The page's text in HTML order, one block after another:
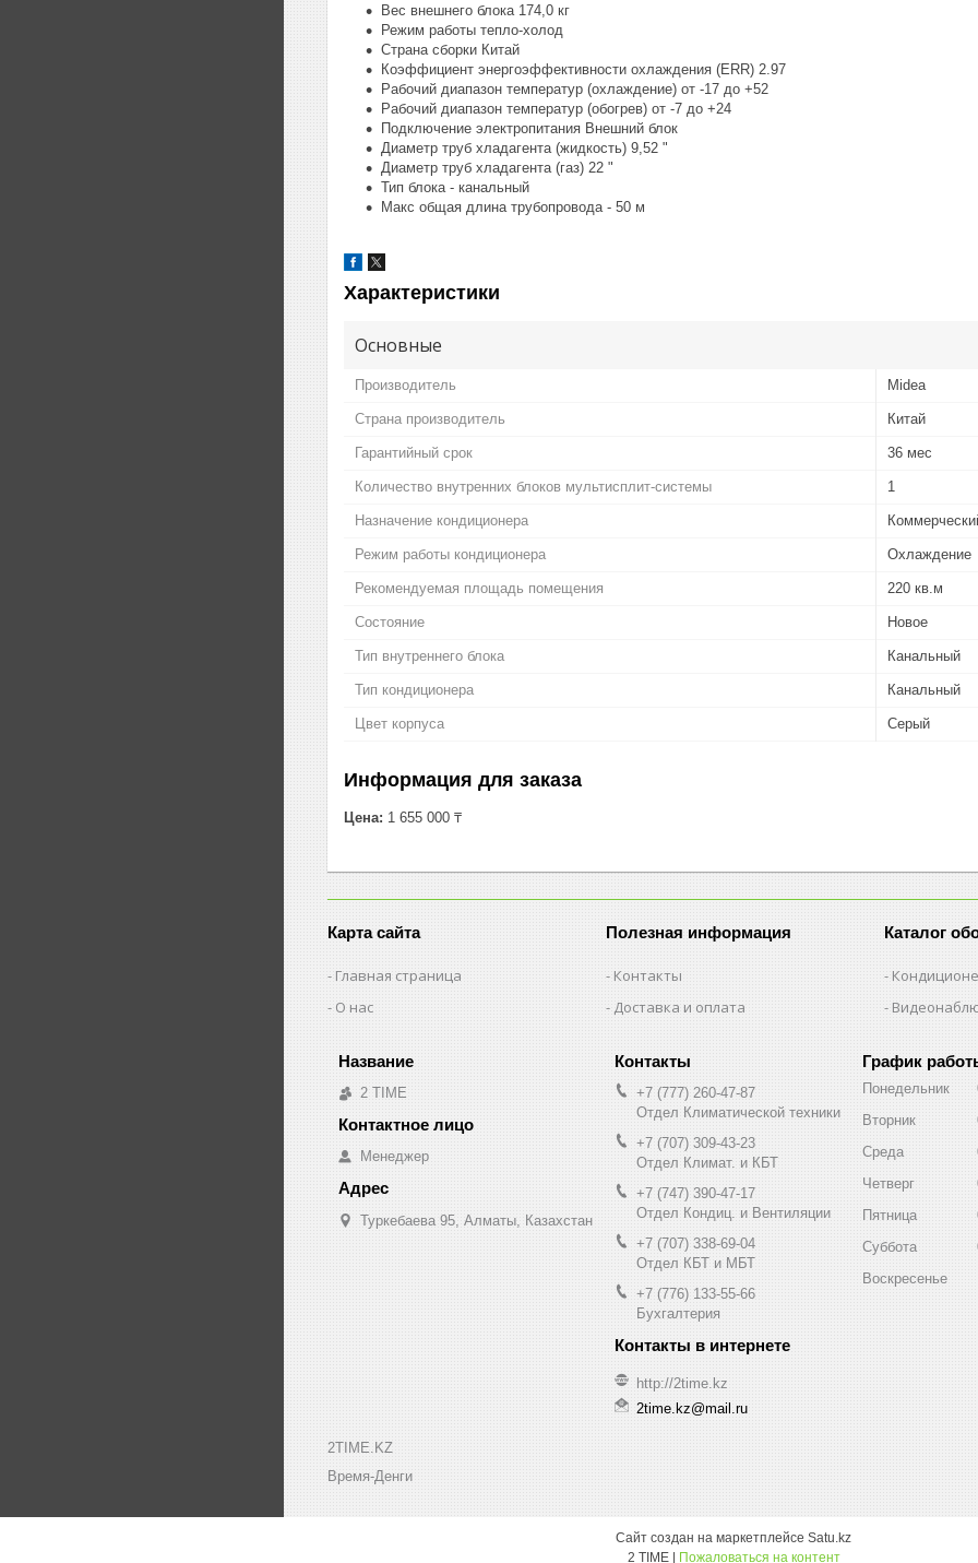
Вес внешнего блока 174,0 кг
Режим работы тепло-холод
Страна сборки Китай
Коэффициент энергоэффективности охлаждения (ERR) 2.97
Рабочий диапазон температур (охлаждение) от -17 до +52
Рабочий диапазон температур (обогрев) от -7 до +24
Подключение электропитания Внешний блок
Диаметр труб хладагента (жидкость) 9,52 "
Диаметр труб хладагента (газ) 22 "
Тип блока - канальный
Макс общая длина трубопровода - 50 м
Характеристики
Основные
Производитель Midea
Страна производитель Китай
Гарантийный срок 36 мес
Количество внутренних блоков мультисплит-системы 1
Назначение кондиционера
Режим работы кондиционера Охлаждение
Рекомендуемая площадь помещения 220 кв.м
Состояние Новое
Тип внутреннего блока Канальный
Тип кондиционера Канальный
Цвет корпуса Серый
Информация для заказа
Цена: 1 655 000 ₸
Карта сайта
Главная страница
О нас
Полезная информация
Контакты
Доставка и оплата
Каталог
2 TIME
Менеджер
Туркебаева 95, Алматы, Казахстан
+7 (777) 260-47-87
Отдел Климатической техники
+7 (707) 309-43-23
Отдел Климат. и КБТ
+7 (747) 390-47-17
Отдел Кондиц. и Вентиляции
+7 (707) 338-69-04
Отдел КБТ и МБТ
+7 (776) 133-55-66
Бухгалтерия
http://2time.kz
2time.kz@mail.ru
График
Понедельник
Вторник
Среда
Четверг
Пятница
Суббота
Воскресенье
2TIME.KZ
Время-Денги
Сайт создан на маркетплейсе Satu.kz
2 TIME | Пожаловаться на контент